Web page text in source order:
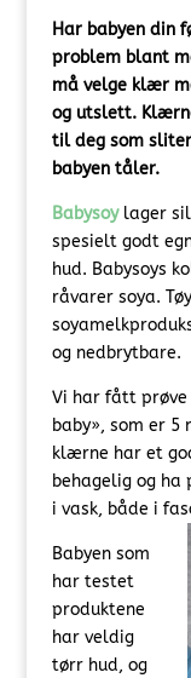
Har babyen din
problem blant
må velge klær
og utslett.
til deg som
babyen tåler.
Babysoylager
spesielt godt
hud. Babysoys
råvarer soya.
og nedbrytbare.
Vi har fått
baby», som er
klærne har et
behagelig og ha
i vask, både i
Babyen som
har testet
produktene
har veldig
tørr hud, og